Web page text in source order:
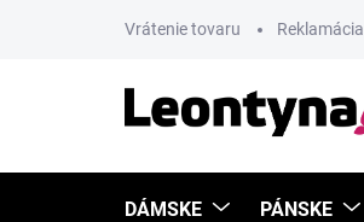
Vrátenie tovaru Reklamácia
DÁMSKE PÁNSKE